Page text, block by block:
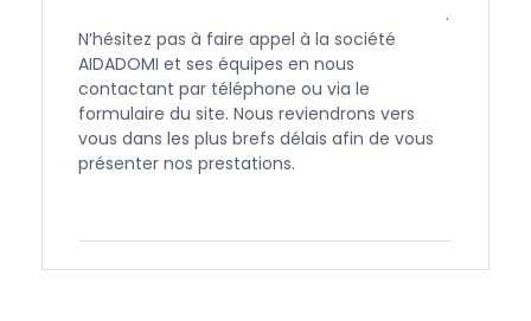
.
N’hésitez pas à faire appel à la société
AIDADOMI et ses équipes en nous
contactant par téléphone ou via le
formulaire du site. Nous reviendrons vers
vous dans les plus brefs délais afin de vous
présenter nos prestations.